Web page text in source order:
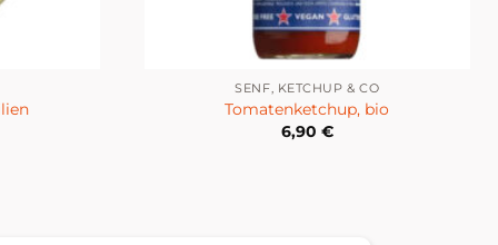
SENF, KETCHUP & CO
Tomatenketchup, bio
6,90 €